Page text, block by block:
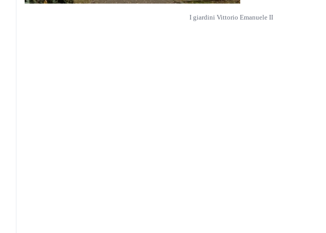
I giardini Vittorio Emanuele II